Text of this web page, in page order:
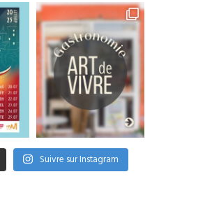
Suivre sur Instagram